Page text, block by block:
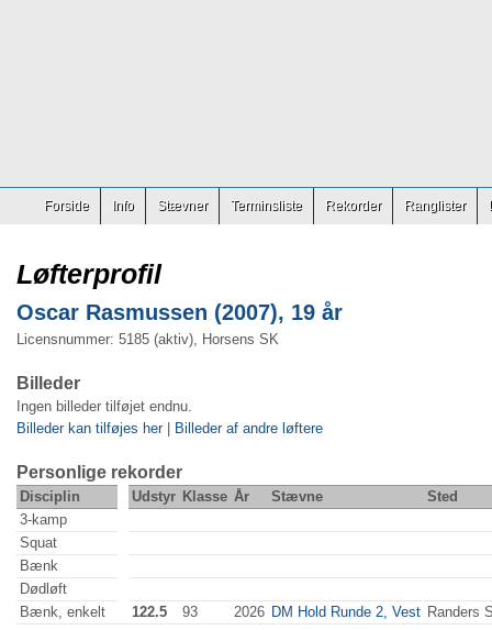
Forside Info Stævner Terminsliste Rekorder Ranglister
Løfterprofil
Oscar Rasmussen (2007), 19 år
Licensnummer: 5185 (aktiv), Horsens SK
Billeder
Ingen billeder tilføjet endnu.
Billeder kan tilføjes her| Billeder af andre løftere
Personlige rekorder
Disciplin Udstyr Klasse År Stævne
Sted
3-kamp
Squat
Bænk
Dødløft
Bænk, enkelt
122.5 93 2026 DM Hold Runde 2, Vest Randers